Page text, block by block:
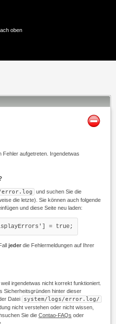
Fehler aufgetreten. Irgendetwas
error.log
und suchen Sie die
die letzte). Sie können auch folgende
und diese Seite neu laden:
= true;
jeder die Fehlermeldungen auf Ihrer
irgendetwas nicht korrekt funktioniert.
Sicherheitsgründen hinter dieser
Datei
system/logs/error.log/
nicht verstehen oder nicht wissen,
Sie die Contao-FAQs oder